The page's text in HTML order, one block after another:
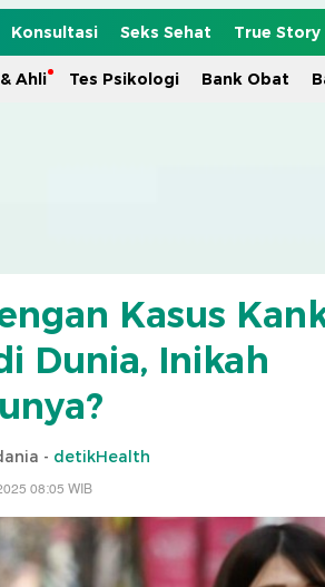
Konsultasi Seks Sehat True Story
Ahli Tes Psikologi Bank Obat
Kasus
Dunia, Inikah
- detikHealth
08:05 WIB